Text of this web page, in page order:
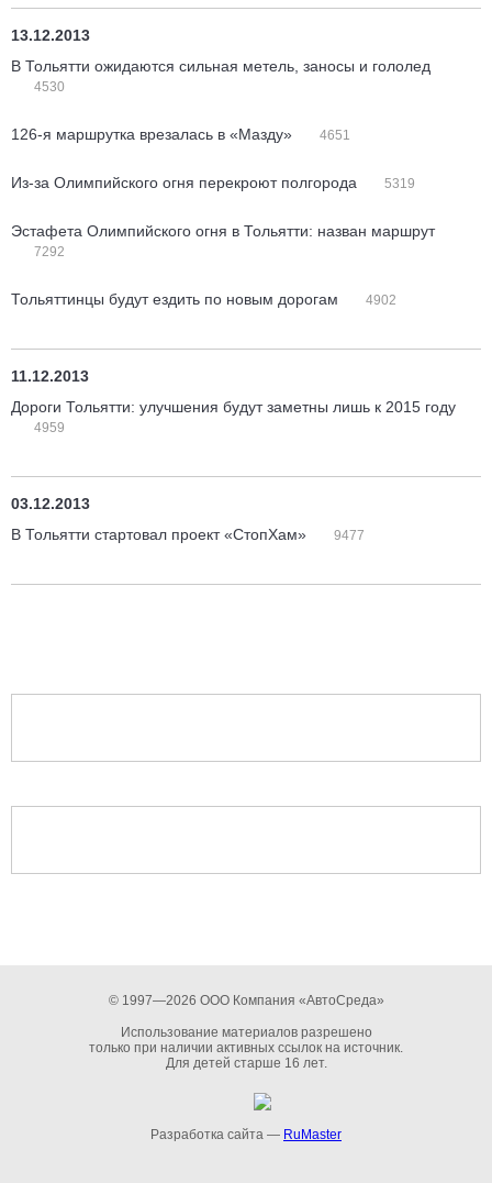
13.12.2013
В Тольятти ожидаются сильная метель, заносы и гололед
4530
126-я маршрутка врезалась в «Мазду» 4651
Из-за Олимпийского огня перекроют полгорода 5319
Эстафета Олимпийского огня в Тольятти: назван маршрут
7292
Тольяттинцы будут ездить по новым дорогам 4902
11.12.2013
Дороги Тольятти: улучшения будут заметны лишь к 2015 году
4959
03.12.2013
В Тольятти стартовал проект «СтопХам»
9477
© 1997—2026 ООО Компания «АвтоСреда»
Использование материалов разрешено
только при наличии активных ссылок на источник.
Для детей старше 16 лет.
Разработка сайта — RuMaster